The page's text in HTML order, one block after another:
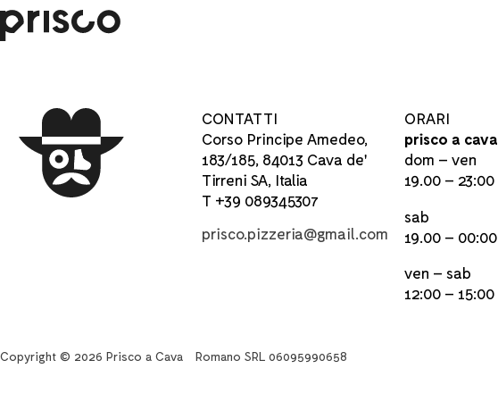
CONTATTI
Corso Principe Amedeo,
183/185, 84013 Cava de'
Tirreni SA, Italia
T +39 089345307
prisco.pizzeria@gmail.com
ORARI
prisco a cava
dom – ven
19.00 – 23:00
sab
19.00 – 00:00
ven – sab
12:00 – 15:00
Copyright © 2026 Prisco a Cava Romano SRL 06095990658